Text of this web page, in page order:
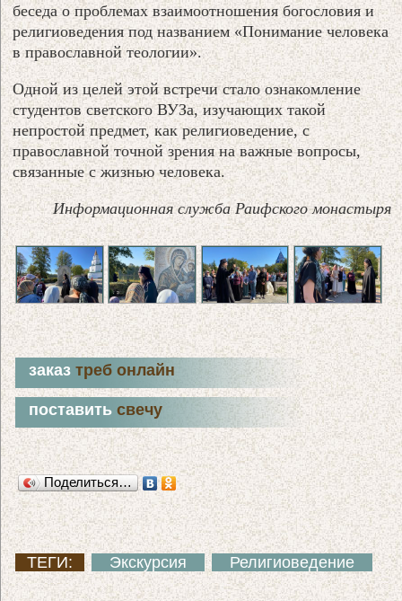
беседа о проблемах взаимоотношения богословия и
религиоведения под названием «Понимание человека
в православной теологии».
Одной из целей этой встречи стало ознакомление
студентов светского ВУЗа, изучающих такой
непростой предмет, как религиоведение, с
православной точной зрения на важные вопросы,
связанные с жизнью человека.
Информационная служба Раифского монастыря
заказтреб онлайн
поставитьсвечу
Поделиться…
ТЕГИ: Экскурсия Религиоведение